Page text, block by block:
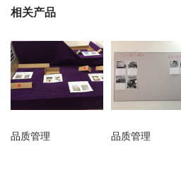
相关产品
品质管理 品质管理